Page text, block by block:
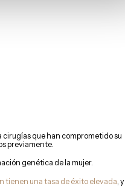
cirugías que han comprometido su
previamente.
genética de la mujer.
tienen una tasa de éxito elevada, y